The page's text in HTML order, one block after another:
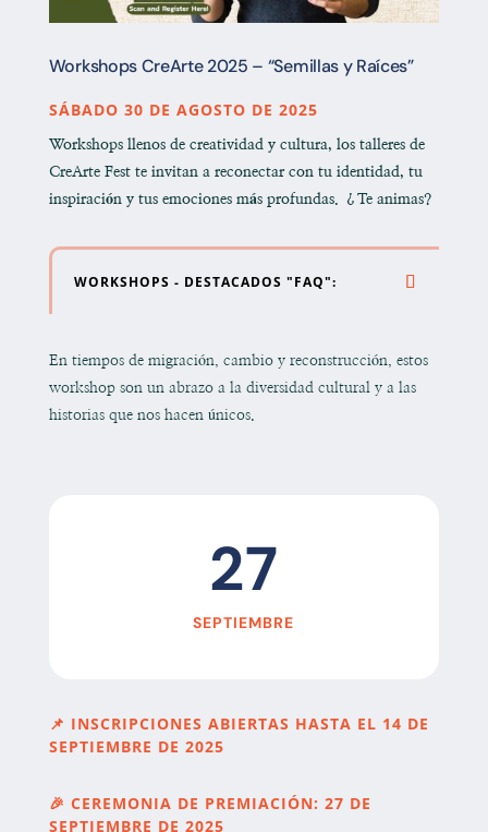
WorkshopsCreArte 2025 – “Semillas y Raíces”
SÁBADO 30 DE AGOSTO DE 2025
Workshopsllenos de creatividad y cultura, los talleres de
CreArte Fest te invitan a reconectar con tu identidad, tu
inspiración y tus emociones más profundas. ¿Te animas?
WORKSHOPS - DESTACADOS "FAQ":
En tiempos de migración, cambio y reconstrucción, estos
workshop son un abrazo a la diversidad cultural y a las
historias que nos hacen únicos.
27
SEPTIEMBRE
📌 INSCRIPCIONES ABIERTAS HASTA EL 14 DE
SEPTIEMBRE DE 2025
🎉 CEREMONIA DE PREMIACIÓN: 27 DE
SEPTIEMBRE DE 2025